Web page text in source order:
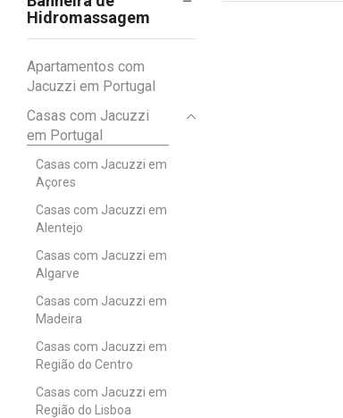
Hidromassagem
Apartamentos com
Jacuzzi em Portugal
Casas com Jacuzzi
em Portugal
Casas com Jacuzzi em
Açores
Casas com Jacuzzi em
Alentejo
Casas com Jacuzzi em
Algarve
Casas com Jacuzzi em
Madeira
Casas com Jacuzzi em
Região do Centro
Casas com Jacuzzi em
Região do Lisboa